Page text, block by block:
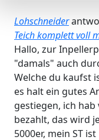
Lohschneider
Teich komplett voll
Hallo, zur
"damals" auch
Welche du kaufst
es halt ein gutes
gestiegen, ich hab
bezahlt, das wird
5000er, mein ST